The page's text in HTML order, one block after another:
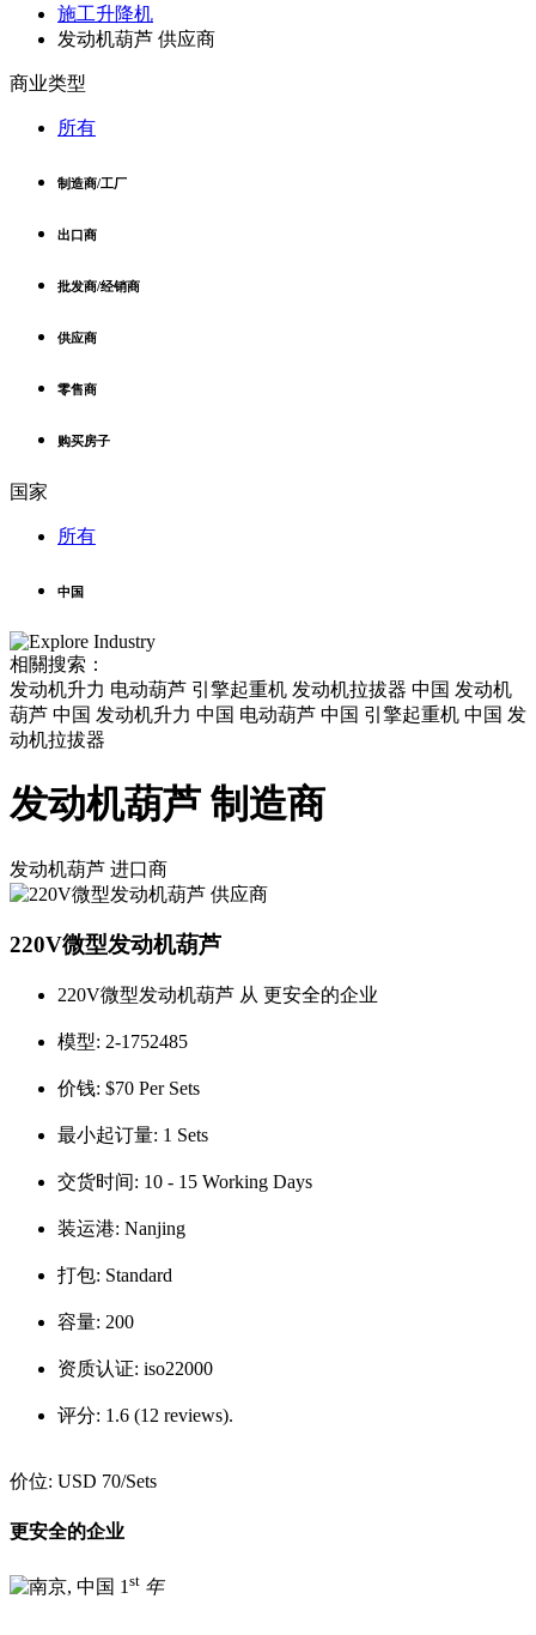
施工升降机
发动机葫芦 供应商
商业类型
所有
制造商/工厂
出口商
批发商/经销商
供应商
零售商
购买房子
国家
所有
中国
相關搜索：
发动机升力 电动葫芦 引擎起重机 发动机拉拔器 中国 发动机
葫芦 中国 发动机升力 中国 电动葫芦 中国 引擎起重机 中国 发
动机拉拔器
发动机葫芦 制造商
发动机葫芦 进口商
220V微型发动机葫芦
220V微型发动机葫芦 从 更安全的企业
模型: 2-1752485
价钱: $70 Per Sets
最小起订量: 1 Sets
交货时间: 10 - 15 Working Days
装运港: Nanjing
打包: Standard
容量: 200
资质认证: iso22000
评分: 1.6 (12 reviews).
价位: USD 70/Sets
更安全的企业
1 st 年